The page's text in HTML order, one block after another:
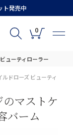
ト発売中
0
ューティローラー
ルドローズ ビューティ
マストケ
バーム